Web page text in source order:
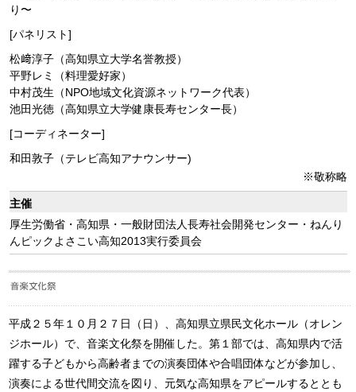
り〜
[パネリスト]
松﨑淳子（高知県立大学名誉教授）
平野レミ（料理愛好家）
中村茂生（NPO地域文化資源ネットワーク代表）
池田光徳（高知県立大学健康長寿センター長）
[コーディネーター]
和田敦子（テレビ高知アナウンサー)
※敬称略
主催
厚生労働省・高知県・一般財団法人長寿社会開発センター・ねんり
んピックよさこい高知2013実行委員会
平成２５年１０月２７日（日）、高知県立県民文化ホール（オレン
ジホール）で、音楽文化祭を開催した。第１部では、高知県内で活
躍する子どもから高齢者までの演奏団体や合唱団体などが参加し、
演奏による世代間交流を図り、元気な高知県をアピールするととも